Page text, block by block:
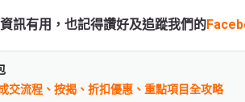
訊有用，也記得讚好及追蹤我們的
交流程、按揭、折扣優惠、重點項目全攻略